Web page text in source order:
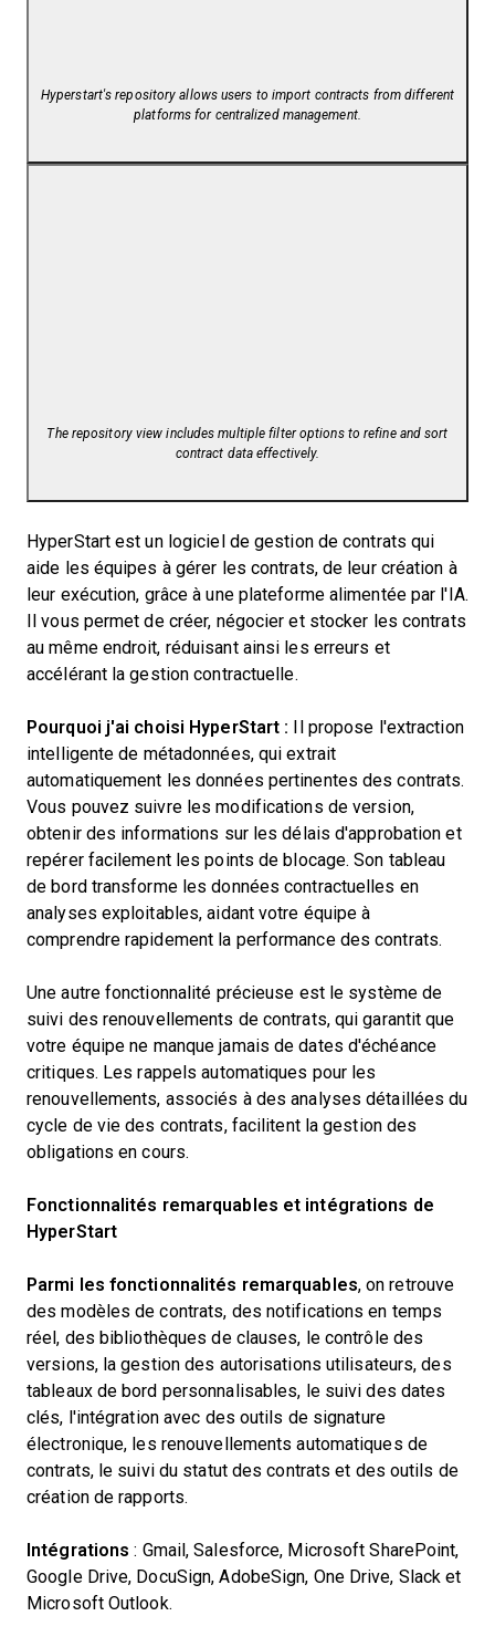
Hyperstart's repository allows users to import contracts from different
platforms for centralized management.
The repository view includes multiple filter options to refine and sort
contract data effectively.
HyperStart est un logiciel de gestion de contrats qui
aide les équipes à gérer les contrats, de leur création à
leur exécution, grâce à une plateforme alimentée par l'IA.
Il vous permet de créer, négocier et stocker les contrats
au même endroit, réduisant ainsi les erreurs et
accélérant la gestion contractuelle.
Pourquoi j'ai choisi HyperStart : Il propose l'extraction
intelligente de métadonnées, qui extrait
automatiquement les données pertinentes des contrats.
Vous pouvez suivre les modifications de version,
obtenir des informations sur les délais d'approbation et
repérer facilement les points de blocage. Son tableau
de bord transforme les données contractuelles en
analyses exploitables, aidant votre équipe à
comprendre rapidement la performance des contrats.
Une autre fonctionnalité précieuse est le système de
suivi des renouvellements de contrats, qui garantit que
votre équipe ne manque jamais de dates d'échéance
critiques. Les rappels automatiques pour les
renouvellements, associés à des analyses détaillées du
cycle de vie des contrats, facilitent la gestion des
obligations en cours.
Fonctionnalités remarquables et intégrations de
HyperStart
Parmi les fonctionnalités remarquables, on retrouve
des modèles de contrats, des notifications en temps
réel, des bibliothèques de clauses, le contrôle des
versions, la gestion des autorisations utilisateurs, des
tableaux de bord personnalisables, le suivi des dates
clés, l'intégration avec des outils de signature
électronique, les renouvellements automatiques de
contrats, le suivi du statut des contrats et des outils de
création de rapports.
Intégrations : Gmail, Salesforce, Microsoft SharePoint,
Google Drive, DocuSign, AdobeSign, One Drive, Slack et
Microsoft Outlook.